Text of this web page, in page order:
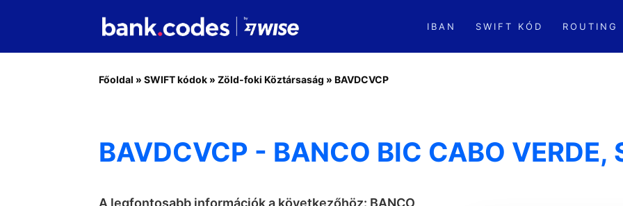
IBAN SWIFT KÓD ROUTING
Főoldal » SWIFT kódok » Zöld-foki Köztársaság » BAVDCVCP
BAVDCVCP - BANCO BIC CABO VERDE,
A legfontosabb információk a következőhöz: BANCO